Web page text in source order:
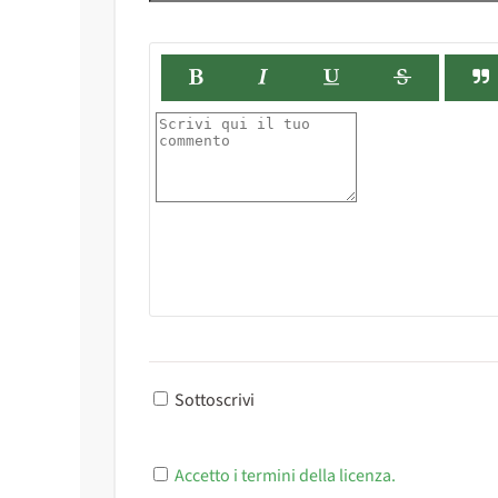
Sottoscrivi
Accetto i termini della licenza.